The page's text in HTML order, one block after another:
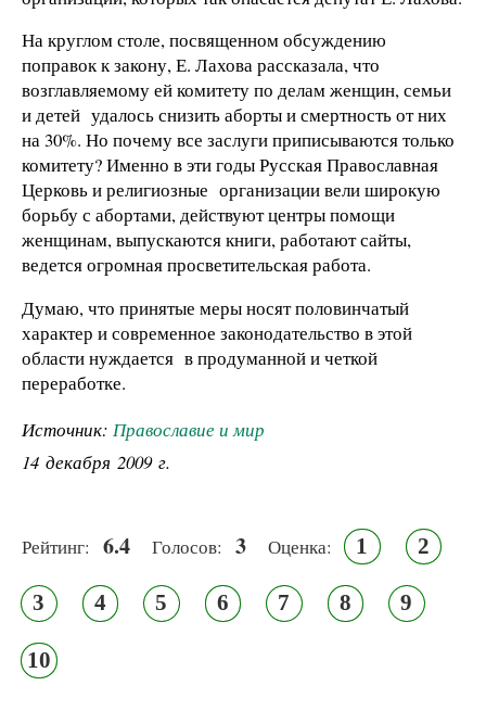
На круглом столе, посвященном обсуждению
поправок к закону, Е. Лахова рассказала, что
возглавляемому ей комитету по делам женщин, семьи
и детей удалось снизить аборты и смертность от них
на 30%. Но почему все заслуги приписываются только
комитету? Именно в эти годы Русская Православная
Церковь и религиозные организации вели широкую
борьбу с абортами, действуют центры помощи
женщинам, выпускаются книги, работают сайты,
ведется огромная просветительская работа.
Думаю, что принятые меры носят половинчатый
характер и современное законодательство в этой
области нуждается в продуманной и четкой
переработке.
Источник: Православие и мир
14 декабря 2009 г.
Рейтинг: 6.4 Голосов: 3 Оценка: 1 2
3 4 5 6 7 8 9
10